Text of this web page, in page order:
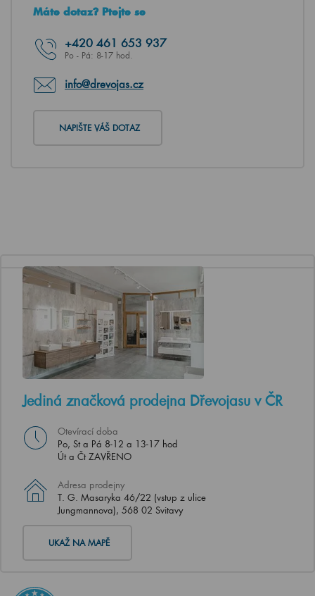
Máte dotaz? Ptejte se
+420 461 653 937
Po - Pá: 8-17 hod.
info@drevojas.cz
NAPIŠTE VÁŠ DOTAZ
Jediná značková prodejna Dřevojasu v ČR
Otevírací doba
Po, St a Pá 8-12 a 13-17 hod
Út a Čt ZAVŘENO
Adresa prodejny
T. G. Masaryka 46/22 (vstup z ulice
Jungmannova), 568 02 Svitavy
UKAŽ NA MAPĚ